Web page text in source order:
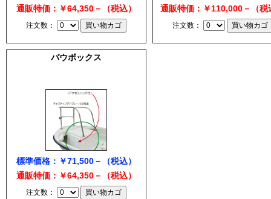
通販特価：￥64,350－（税込）
注文数：
通販特価：￥110,000－（税
注文数：
バウボックス
標準価格：￥71,500－（税込）
通販特価：￥64,350－（税込）
注文数：